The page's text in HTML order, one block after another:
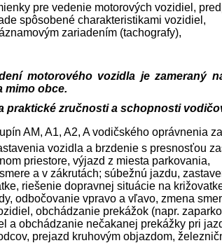
pre vedenie motorových vozidiel,
spôsobené charakteristikami vozidiel,
zariadením (tachografy),
motorového vozidla je zameraný
mimo obce.
praktické zručnosti a schopnosti
AM, A1, A2, A vodičského oprávnenia
vozidla a brzdenie s presnosťou
priestore, výjazd z miesta parkovania,
a v zákrutách; súbežnú jazdu,
riešenie dopravnej situácie na
odbočovanie vpravo a vľavo, zmena
obchádzanie prekážok (napr.
a obchádzanie nečakanej prekážky pri
prejazd kruhovým objazdom,